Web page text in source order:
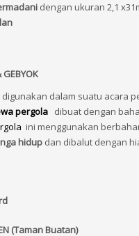
dengan ukuran 2,1
GEBYOK
dalam suatu acara
pergola dibuat dengan
ini menggunakan
hidup dan dibalut dengan
(Taman Buatan)